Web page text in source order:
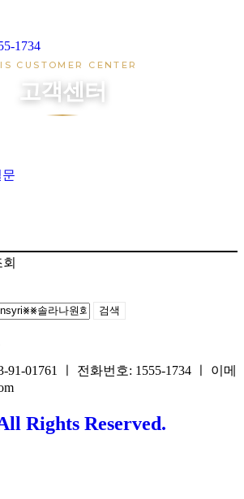
1734
CUSTOMER CENTER
고객센터
검색
01761 ㅣ 전화번호: 1555-1734 ㅣ 이메
Rights Reserved.